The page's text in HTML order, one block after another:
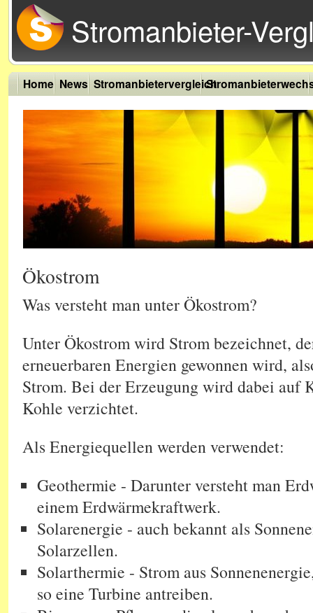
Stromanbieter-
Home News Stromanbietervergleich
Ökostrom
Was versteht man unter Ökostrom?
Unter Ökostrom wird Strom bezeichnet,
erneuerbaren Energien gewonnen wird,
Strom. Bei der Erzeugung wird dabei auf
Kohle verzichtet.
Als Energiequellen werden verwendet:
Geothermie - Darunter versteht man
einem Erdwärmekraftwerk.
Solarenergie - auch bekannt als
Solarzellen.
Solarthermie - Strom aus
so eine Turbine antreiben.